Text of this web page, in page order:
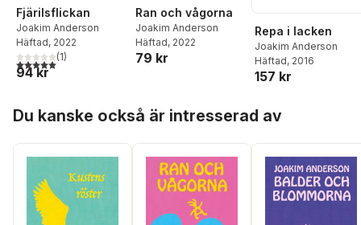
Fjärilsflickan
Joakim Anderson
Häftad, 2022
5,0utav 5 stjärnor. Totalt antal röster:
(1)
94 kr
Ran och vågorna
Joakim Anderson
Häftad, 2022
79 kr
Repa i lacken
Joakim Anderson
Häftad, 2016
157 kr
Du kanske också är intresserad av